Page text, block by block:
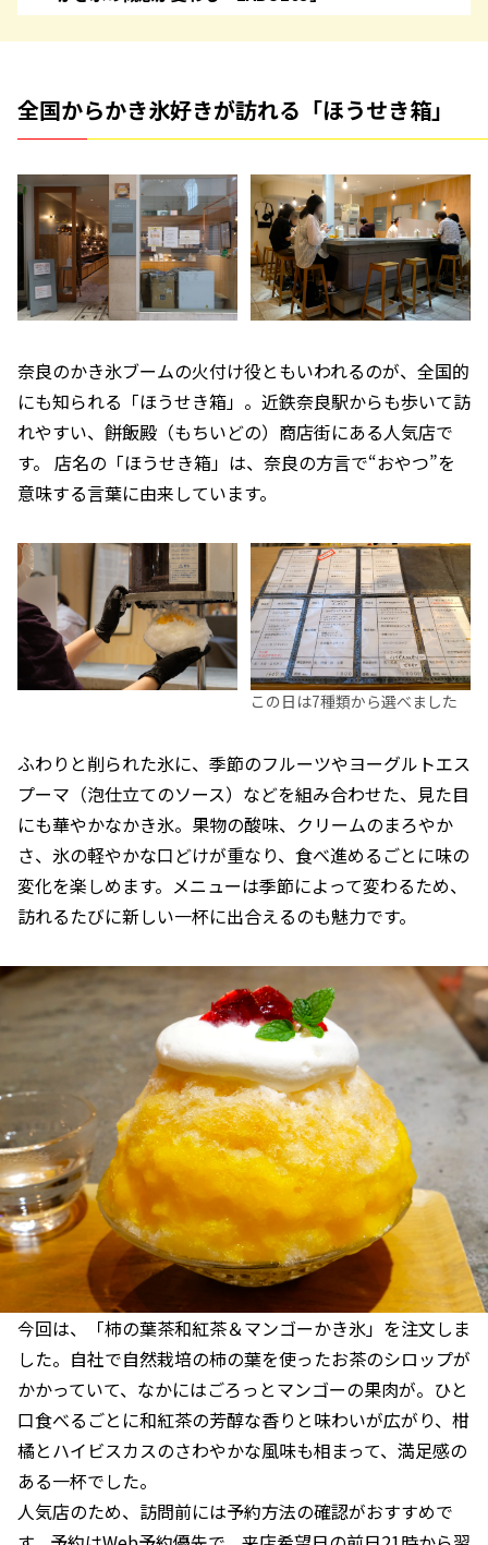
全国からかき氷好きが訪れる「ほうせき箱」
奈良のかき氷ブームの火付け役ともいわれるのが、全国的
にも知られる「ほうせき箱」。近鉄奈良駅からも歩いて訪
れやすい、餅飯殿（もちいどの）商店街にある人気店で
す。 店名の「ほうせき箱」は、奈良の方言で“おやつ”を
意味する言葉に由来しています。
この日は7種類から選べました
ふわりと削られた氷に、季節のフルーツやヨーグルトエス
プーマ（泡仕立てのソース）などを組み合わせた、見た目
にも華やかなかき氷。果物の酸味、クリームのまろやか
さ、氷の軽やかな口どけが重なり、食べ進めるごとに味の
変化を楽しめます。メニューは季節によって変わるため、
訪れるたびに新しい一杯に出合えるのも魅力です。
今回は、「柿の葉茶和紅茶＆マンゴーかき氷」を注文しま
した。自社で自然栽培の柿の葉を使ったお茶のシロップが
かかっていて、なかにはごろっとマンゴーの果肉が。ひと
口食べるごとに和紅茶の芳醇な香りと味わいが広がり、柑
橘とハイビスカスのさわやかな風味も相まって、満足感の
ある一杯でした。
人気店のため、訪問前には予約方法の確認がおすすめで